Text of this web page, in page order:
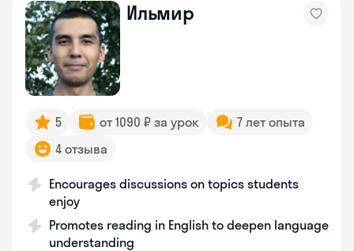
Ильмир
5 от 1090 ₽ за урок
7 лет опыта
4 отзыва
Encourages discussions on topics students
enjoy
Promotes reading in English to deepen language
understanding